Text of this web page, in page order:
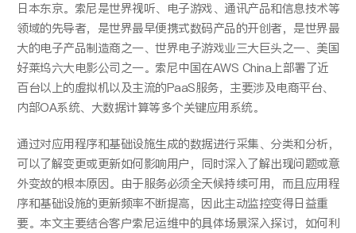
日本东京。索尼是世界视听、电子游戏、通讯产品和信息技术等
领域的先导者，是世界最早便携式数码产品的开创者，是世界最
大的电子产品制造商之一、世界电子游戏业三大巨头之一、美国
好莱坞六大电影公司之一。索尼中国在AWS China上部署了近
百台以上的虚拟机以及主流的PaaS服务，主要涉及电商平台、
内部OA系统、大数据计算等多个关键应用系统。
通过对应用程序和基础设施生成的数据进行采集、分类和分析，
可以了解变更或更新如何影响用户，同时深入了解出现问题或意
外变故的根本原因。由于服务必须全天候持续可用，而且应用程
序和基础设施的更新频率不断提高，因此主动监控变得日益重
要。本文主要结合客户索尼运维中的具体场景深入探讨，如何利